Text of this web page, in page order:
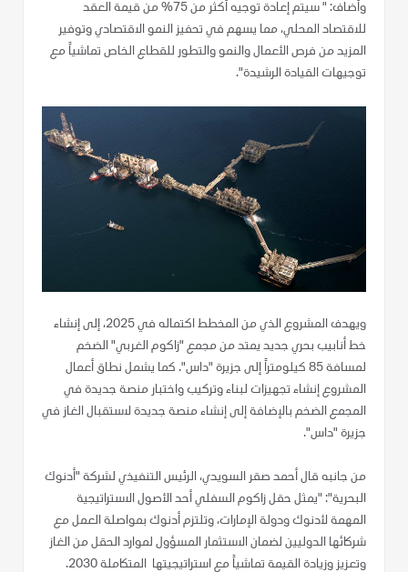
وأضاف: " سيتم إعادة توجيه أكثر من 75% من قيمة العقد
للاقتصاد المحلي، مما يسهم في تحفيز النمو الاقتصادي وتوفير
المزيد من فرص الأعمال والنمو والتطور للقطاع الخاص تماشياً مع
توجيهات القيادة الرشيدة".
ويهدف المشروع الذي من المخطط اكتماله في 2025، إلى إنشاء
خط أنابيب بحري جديد يمتد من مجمع "زاكوم الغربي" الضخم
لمسافة 85 كيلومتراً إلى جزيرة "داس". كما يشمل نطاق أعمال
المشروع إنشاء تجهيزات لبناء وتركيب واختبار منصة جديدة في
المجمع الضخم بالإضافة إلى إنشاء منصة جديدة لاستقبال الغاز في
جزيرة "داس".
من جانبه قال أحمد صقر السويدي، الرئيس التنفيذي لشركة "أدنوك
البحرية": "يمثل حقل زاكوم السفلي أحد الأصول الاستراتيجية
المهمة لأدنوك ودولة الإمارات، وتلتزم أدنوك بمواصلة العمل مع
شركائها الدوليين لضمان الاستثمار المسؤول لموارد الحقل من الغاز
وتعزيز وزيادة القيمة تماشياً مع استراتيجيتها المتكاملة 2030.